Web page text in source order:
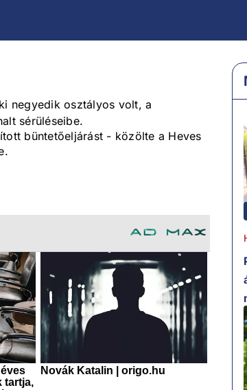
negyedik osztályos volt, a
sérüléseibe.
büntetőeljárást - közölte a Heves